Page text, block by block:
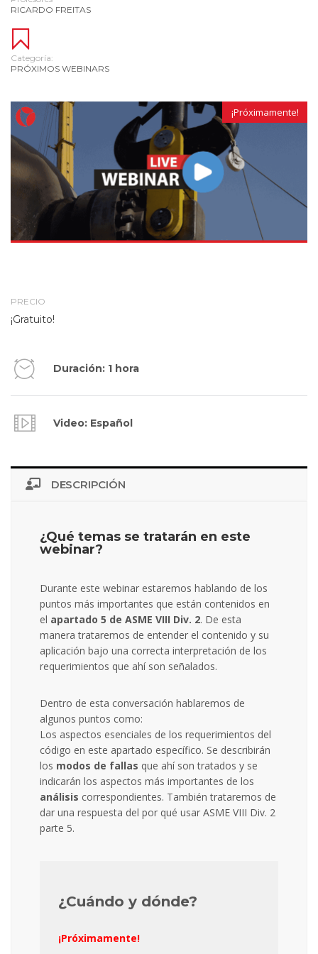
RICARDO FREITAS
Categoría:
PRÓXIMOS WEBINARS
¡Próximamente!
PRECIO
¡Gratuito!
Duración: 1 hora
Video: Español
DESCRIPCIÓN
¿Qué temas se tratarán en este
webinar?
Durante este webinar estaremos hablando de los
puntos más importantes que están contenidos en
el apartado 5 de ASME VIII Div. 2. De esta
manera trataremos de entender el contenido y su
aplicación bajo una correcta interpretación de los
requerimientos que ahí son señalados.
Dentro de esta conversación hablaremos de
algunos puntos como:
Los aspectos esenciales de los requerimientos del
código en este apartado específico. Se describirán
los modos de fallas que ahí son tratados y se
indicarán los aspectos más importantes de los
análisis correspondientes. También trataremos de
dar una respuesta del por qué usar ASME VIII Div. 2
parte 5.
¿Cuándo y dónde?
¡Próximamente!